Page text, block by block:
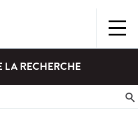
LA RECHERCHE